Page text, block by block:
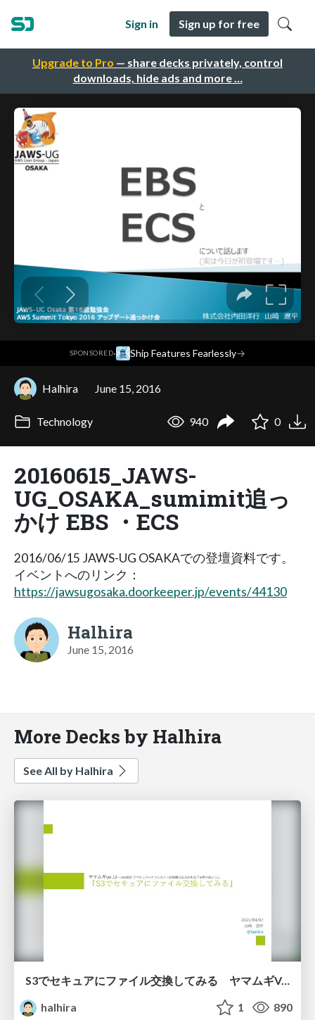
Upgrade to Pro — share decks privately, control
downloads, hide ads and more …
Sign in Sign up for free
SPONSORED· Ship Features Fearlessly→
Halhira June 15, 2016
Technology 940 0
20160615_JAWS-
UG_OSAKA_sumimit追っ
かけ EBS ・ECS
2016/06/15 JAWS-UG OSAKAでの登壇資料です。
イベントへのリンク：
https://jawsugosaka.doorkeeper.jp/events/44130
Halhira
June 15, 2016
More Decks by Halhira
See All by Halhira
S3でセキュアにファイル交換してみる ヤマムギVol12
halhira
1 890